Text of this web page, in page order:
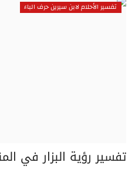
تفسير الأحلام لابن سيرين حرف الباء
تفسير رؤية البزار في